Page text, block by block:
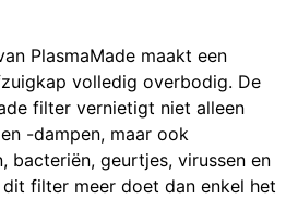
PlasmaMade maakt een
volledig overbodig. De
filter vernietigt niet alleen
-dampen, maar ook
bacteriën, geurtjes, virussen en
filter meer doet dan enkel het